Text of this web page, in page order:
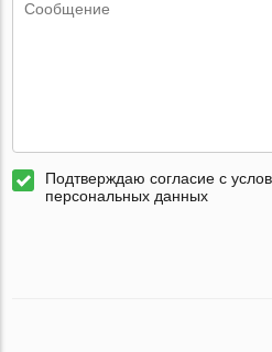
Подтверждаю согласие с
персональных данных